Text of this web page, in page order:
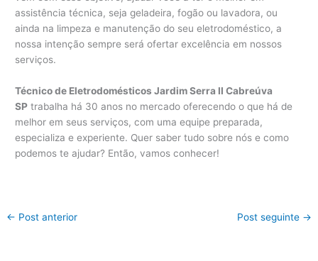
assistência técnica, seja geladeira, fogão ou lavadora, ou
ainda na limpeza e manutenção do seu eletrodoméstico, a
nossa intenção sempre será ofertar excelência em nossos
serviços.
Técnico de Eletrodomésticos Jardim Serra II Cabreúva
SP trabalha há 30 anos no mercado oferecendo o que há de
melhor em seus serviços, com uma equipe preparada,
especializa e experiente. Quer saber tudo sobre nós e como
podemos te ajudar? Então, vamos conhecer!
← Post anterior Post seguinte →